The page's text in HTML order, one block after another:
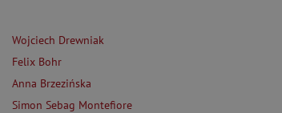
Wojciech Drewniak
Felix Bohr
Anna Brzezińska
Simon Sebag Montefiore